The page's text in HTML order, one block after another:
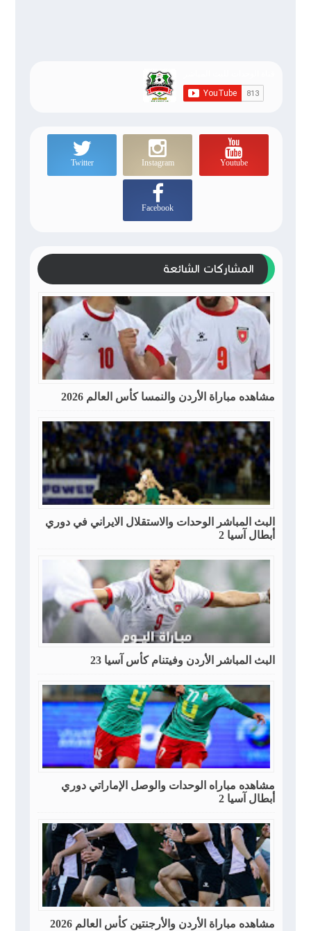
Youtube
Instagram
Twitter
Facebook
المشاركات الشائعة
مشاهده مباراة الأردن والنمسا كأس العالم 2026
البث المباشر الوحدات والاستقلال الايراني في دوري
أبطال آسيا 2
البث المباشر الأردن وفيتنام كأس آسيا 23
مشاهده مباراه الوحدات والوصل الإماراتي دوري
أبطال آسيا 2
مشاهده مباراة الأردن والأرجنتين كأس العالم 2026